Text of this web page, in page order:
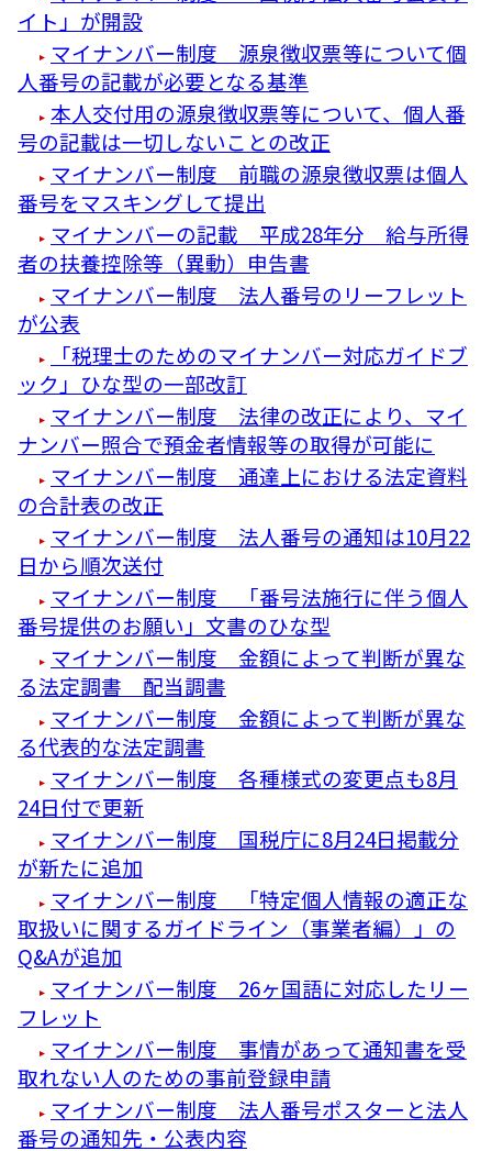
イト」が開設
マイナンバー制度 源泉徴収票等について個
人番号の記載が必要となる基準
本人交付用の源泉徴収票等について、個人番
号の記載は一切しないことの改正
マイナンバー制度 前職の源泉徴収票は個人
番号をマスキングして提出
マイナンバーの記載 平成28年分 給与所得
者の扶養控除等（異動）申告書
マイナンバー制度 法人番号のリーフレット
が公表
「税理士のためのマイナンバー対応ガイドブ
ック」ひな型の一部改訂
マイナンバー制度 法律の改正により、マイ
ナンバー照合で預金者情報等の取得が可能に
マイナンバー制度 通達上における法定資料
の合計表の改正
マイナンバー制度 法人番号の通知は10月22
日から順次送付
マイナンバー制度 「番号法施行に伴う個人
番号提供のお願い」文書のひな型
マイナンバー制度 金額によって判断が異な
る法定調書 配当調書
マイナンバー制度 金額によって判断が異な
る代表的な法定調書
マイナンバー制度 各種様式の変更点も8月
24日付で更新
マイナンバー制度 国税庁に8月24日掲載分
が新たに追加
マイナンバー制度 「特定個人情報の適正な
取扱いに関するガイドライン（事業者編）」の
Q&Aが追加
マイナンバー制度 26ヶ国語に対応したリー
フレット
マイナンバー制度 事情があって通知書を受
取れない人のための事前登録申請
マイナンバー制度 法人番号ポスターと法人
番号の通知先・公表内容